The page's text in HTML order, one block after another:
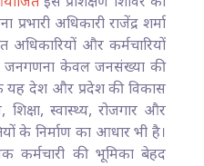
अधिकारी राजेंद्र शर्मा
अधिकारियों और कर्मचारियों
जनगणना केवल जनसंख्या की
यह देश और प्रदेश की विकास
स्वास्थ्य, रोजगार और
के निर्माण का आधार भी है।
कर्मचारी की भूमिका बेहद